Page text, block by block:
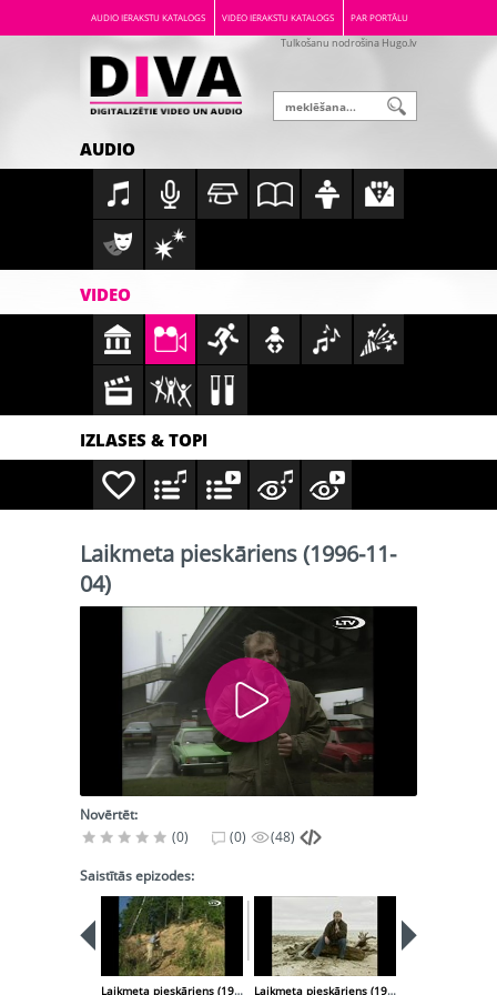
AUDIO IERAKSTU KATALOGS VIDEO IERAKSTU KATALOGS PAR PORTĀLU
Tulkošanu nodrošina Hugo.lv
AUDIO
VIDEO
IZLASES & TOPI
Laikmeta pieskāriens (1996-11-
04)
Novērtēt:
(0)
(0) (48)
Saistītās epizodes:
Laikmeta pieskāriens (1996-09-09) Laikmeta pieskāriens (1997-01-06)